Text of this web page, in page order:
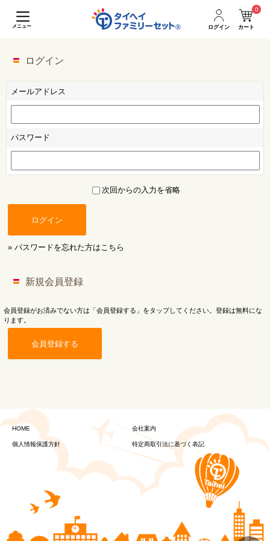
メニュー ログイン カート
0
ログイン
メールアドレス
パスワード
次回からの入力を省略
ログイン
» パスワードを忘れた方はこちら
新規会員登録
会員登録がお済みでない方は「会員登録する」をタップしてください。登録は無料にな
ります。
会員登録する
HOME 会社案内
個人情報保護方針 特定商取引法に基づく表記